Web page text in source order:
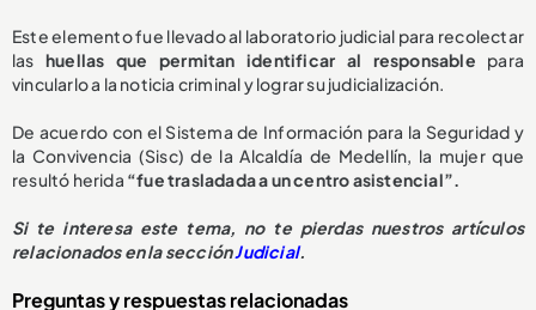
Este elemento fue llevado al laboratorio judicial para recolectar
lashuellas que permitan identificar al responsable para
vincularlo a la noticia criminal y lograr su judicialización.
De acuerdo con el Sistema de Información para la Seguridad y
la Convivencia (Sisc) de la Alcaldía de Medellín, la mujer que
resultó herida “fue trasladada a un centro asistencial”.
Si te interesa este tema, no te pierdas nuestros artículos
relacionados en la secciónJudicial.
Preguntas y respuestas relacionadas